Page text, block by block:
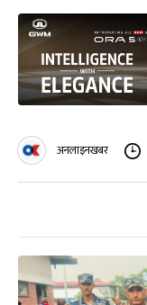
अनलाइनखबर